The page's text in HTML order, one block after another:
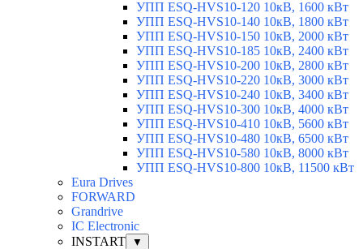
УПП ESQ-HVS10-120 10кВ, 1600 кВт
УПП ESQ-HVS10-140 10кВ, 1800 кВт
УПП ESQ-HVS10-150 10кВ, 2000 кВт
УПП ESQ-HVS10-185 10кВ, 2400 кВт
УПП ESQ-HVS10-200 10кВ, 2800 кВт
УПП ESQ-HVS10-220 10кВ, 3000 кВт
УПП ESQ-HVS10-240 10кВ, 3400 кВт
УПП ESQ-HVS10-300 10кВ, 4000 кВт
УПП ESQ-HVS10-410 10кВ, 5600 кВт
УПП ESQ-HVS10-480 10кВ, 6500 кВт
УПП ESQ-HVS10-580 10кВ, 8000 кВт
УПП ESQ-HVS10-800 10кВ, 11500 кВт
Eura Drives
FORWARD
Grandrive
IC Electronic
INSTART
▼